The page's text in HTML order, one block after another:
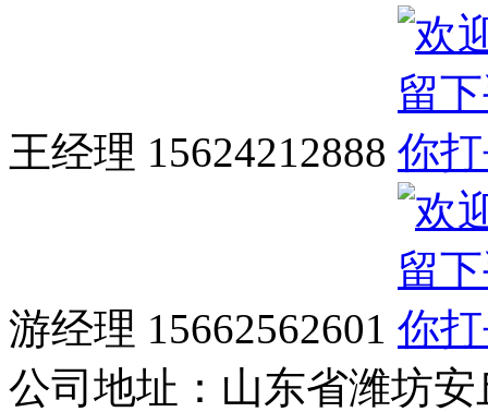
王经理 15624212888
游经理 15662562601
公司地址： 山东省潍坊